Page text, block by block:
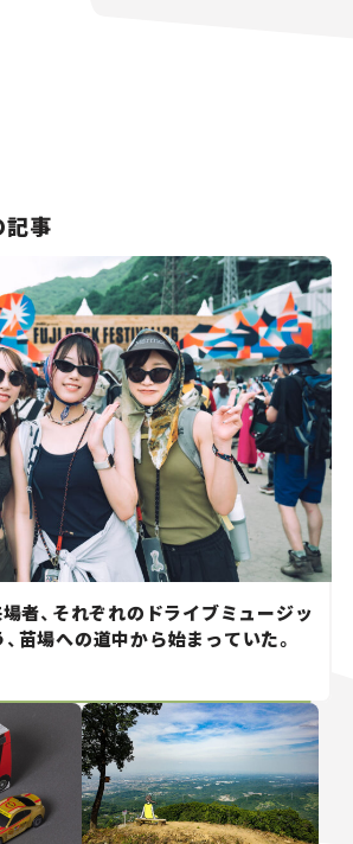
記事
者、それぞれのドライブミュージッ
苗場への道中から始まっていた。